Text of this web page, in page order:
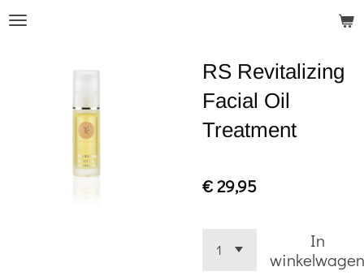
Ga
hoofdinhoud
RS Revitalizing
Facial Oil
Treatment
€ 29,95
In